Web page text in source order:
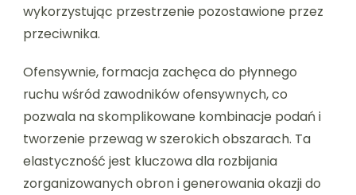
wykorzystując przestrzenie pozostawione przez
przeciwnika.
Ofensywnie, formacja zachęca do płynnego
ruchu wśród zawodników ofensywnych, co
pozwala na skomplikowane kombinacje podań i
tworzenie przewag w szerokich obszarach. Ta
elastyczność jest kluczowa dla rozbijania
zorganizowanych obron i generowania okazji do